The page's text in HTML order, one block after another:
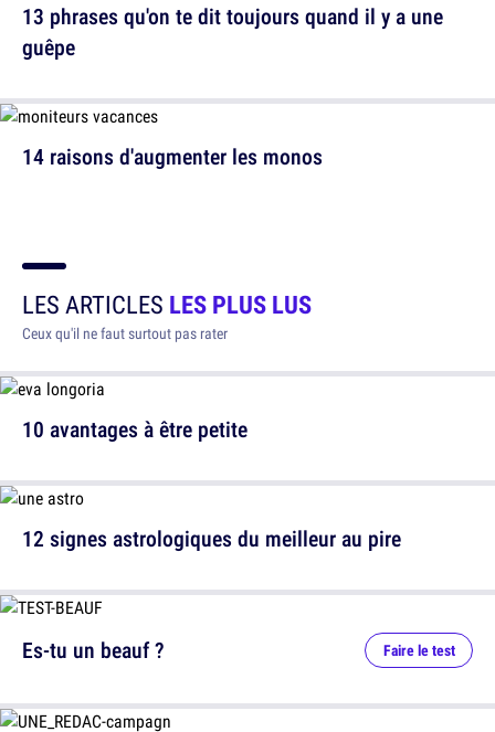
13 phrases qu'on te dit toujours quand il y a une
guêpe
14 raisons d'augmenter les monos
LES ARTICLES LES PLUS LUS
Ceux qu'il ne faut surtout pas rater
10 avantages à être petite
12 signes astrologiques du meilleur au pire
Es-tu un beauf ? Faire le test